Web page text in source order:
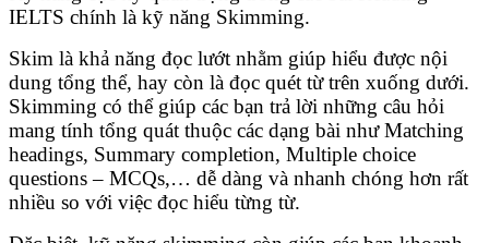
IELTS chính là kỹ năng Skimming.
Skim là khả năng đọc lướt nhằm giúp hiểu được nội
dung tổng thể, hay còn là đọc quét từ trên xuống dưới.
Skimming có thể giúp các bạn trả lời những câu hỏi
mang tính tổng quát thuộc các dạng bài như Matching
headings, Summary completion, Multiple choice
questions – MCQs,… dễ dàng và nhanh chóng hơn rất
nhiều so với việc đọc hiểu từng từ.